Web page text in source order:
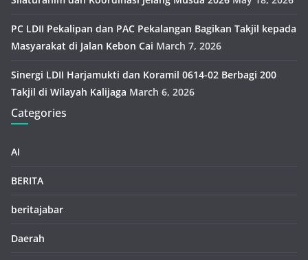
PC LDII Pekalipan dan PAC Pekalangan Bagikan Takjil kepada
Masyarakat di Jalan Kebon Cai March 7, 2026
Sinergi LDII Harjamukti dan Koramil 0614-02 Berbagi 200
Takjil di Wilayah Kalijaga March 6, 2026
Categories
AI
BERITA
beritajabar
Daerah